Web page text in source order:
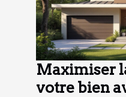
Maximiser
votre bien